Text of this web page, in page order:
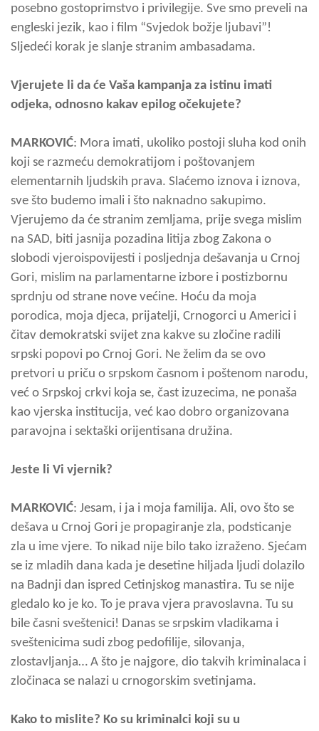
posebno gostoprimstvo i privilegije. Sve smo preveli na
engleski jezik, kao i film “Svjedok božje ljubavi”!
Sljedeći korak je slanje stranim ambasadama.
Vjerujete li da će Vaša kampanja za istinu imati
odjeka, odnosno kakav epilog očekujete?
MARKOVIĆ: Mora imati, ukoliko postoji sluha kod onih
koji se razmeću demokratijom i poštovanjem
elementarnih ljudskih prava. Slaćemo iznova i iznova,
sve što budemo imali i što naknadno sakupimo.
Vjerujemo da će stranim zemljama, prije svega mislim
na SAD, biti jasnija pozadina litija zbog Zakona o
slobodi vjeroispovijesti i posljednja dešavanja u Crnoj
Gori, mislim na parlamentarne izbore i postizbornu
sprdnju od strane nove većine. Hoću da moja
porodica, moja djeca, prijatelji, Crnogorci u Americi i
čitav demokratski svijet zna kakve su zločine radili
srpski popovi po Crnoj Gori. Ne želim da se ovo
pretvori u priču o srpskom časnom i poštenom narodu,
već o Srpskoj crkvi koja se, čast izuzecima, ne ponaša
kao vjerska institucija, već kao dobro organizovana
paravojna i sektaški orijentisana družina.
Jeste li Vi vjernik?
MARKOVIĆ: Jesam, i ja i moja familija. Ali, ovo što se
dešava u Crnoj Gori je propagiranje zla, podsticanje
zla u ime vjere. To nikad nije bilo tako izraženo. Sjećam
se iz mladih dana kada je desetine hiljada ljudi dolazilo
na Badnji dan ispred Cetinjskog manastira. Tu se nije
gledalo ko je ko. To je prava vjera pravoslavna. Tu su
bile časni sveštenici! Danas se srpskim vladikama i
sveštenicima sudi zbog pedofilije, silovanja,
zlostavljanja… A što je najgore, dio takvih kriminalaca i
zločinaca se nalazi u crnogorskim svetinjama.
Kako to mislite? Ko su kriminalci koji su u